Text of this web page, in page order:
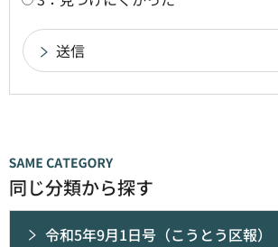
同じ分類から探す
令和5年9月1日号（こうとう区報）